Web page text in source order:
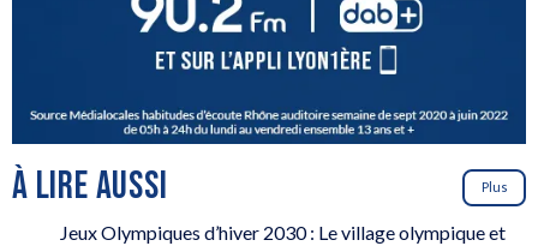
À LIRE AUSSI Plus
Jeux Olympiques d’hiver 2030 : Le village olympique et